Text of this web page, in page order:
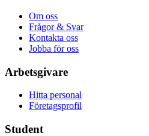
Om oss
Frågor & Svar
Kontakta oss
Jobba för oss
Arbetsgivare
Hitta personal
Företagsprofil
Student